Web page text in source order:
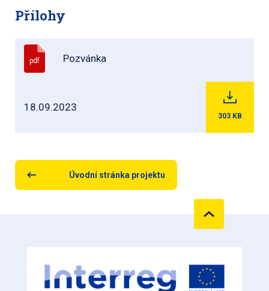
Přílohy
pdf Pozvánka
18.09.2023
303 KB
Úvodní stránka projektu